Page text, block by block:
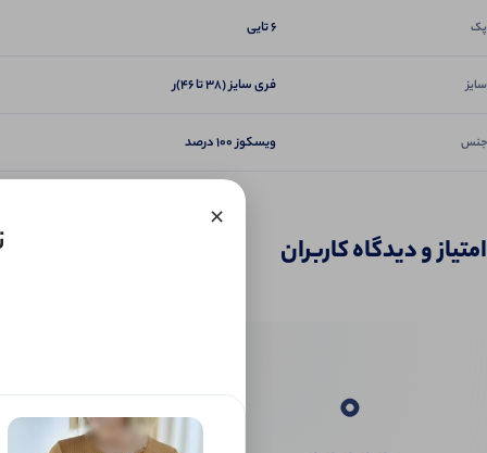
پک 6 تایی
سایز فری سایز (۳۸ تا ۴۶)ر
جنس ویسکوز 100 درصد
امتیاز و دیدگاه کاربران
0
×